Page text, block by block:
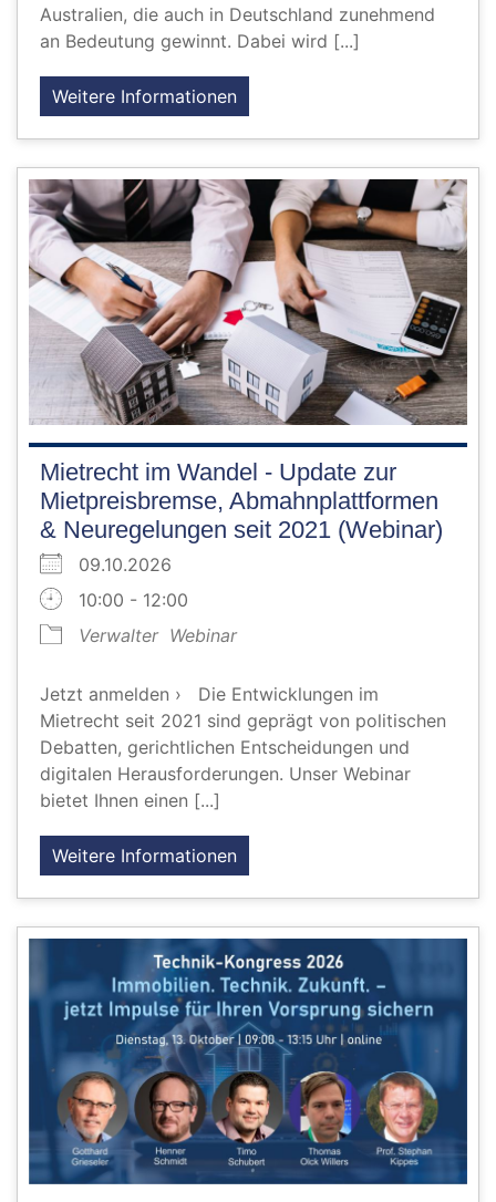
Australien, die auch in Deutschland zunehmend
an Bedeutung gewinnt. Dabei wird [...]
Weitere Informationen
Mietrecht im Wandel - Update zur
Mietpreisbremse, Abmahnplattformen
& Neuregelungen seit 2021 (Webinar)
09.10.2026
10:00 - 12:00
Verwalter Webinar
Jetzt anmelden › Die Entwicklungen im
Mietrecht seit 2021 sind geprägt von politischen
Debatten, gerichtlichen Entscheidungen und
digitalen Herausforderungen. Unser Webinar
bietet Ihnen einen [...]
Weitere Informationen